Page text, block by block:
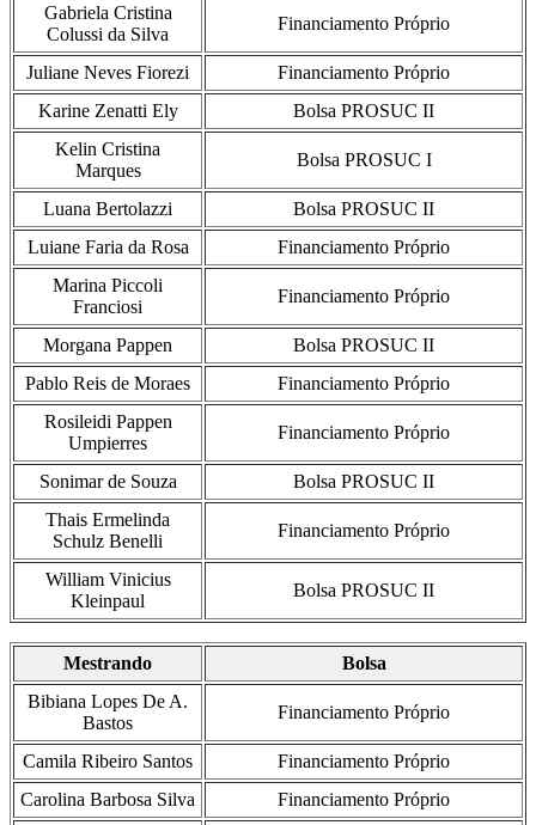
Gabriela Cristina
Colussi da Silva
Financiamento Próprio
Juliane Neves Fiorezi
Financiamento Próprio
Karine Zenatti Ely
Bolsa PROSUC II
Kelin Cristina
Marques
Bolsa PROSUC I
Luana Bertolazzi
Bolsa PROSUC II
Luiane Faria da Rosa
Financiamento Próprio
Marina Piccoli
Franciosi
Financiamento Próprio
Morgana Pappen
Bolsa PROSUC II
Pablo Reis de Moraes
Financiamento Próprio
Rosileidi Pappen
Umpierres
Financiamento Próprio
Sonimar de Souza
Bolsa PROSUC II
Thais Ermelinda
Schulz Benelli
Financiamento Próprio
William Vinicius
Kleinpaul
Bolsa PROSUC II
Mestrando
Bolsa
Bibiana Lopes De A.
Bastos
Financiamento Próprio
Camila Ribeiro Santos
Financiamento Próprio
Carolina Barbosa Silva
Financiamento Próprio